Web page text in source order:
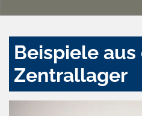
Beispiele aus
Zentrallager